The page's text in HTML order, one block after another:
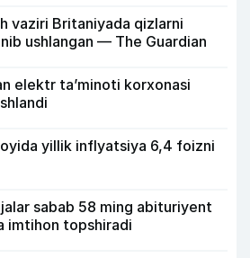
vaziri Britaniyada qizlarni
ushlangan — The Guardian
elektr ta’minoti korxonasi
yillik inflyatsiya 6,4 foizni
sabab 58 ming abituriyent
imtihon topshiradi